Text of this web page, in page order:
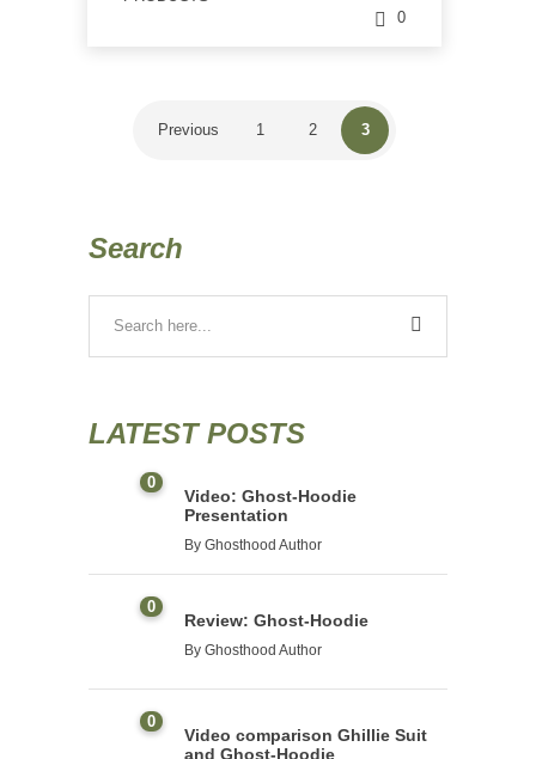
0
Previous 1 2 3
Search
LATEST POSTS
0
Video: Ghost-Hoodie
Presentation
By Ghosthood Author
0
Review: Ghost-Hoodie
By Ghosthood Author
0
Video comparison Ghillie Suit
and Ghost-Hoodie